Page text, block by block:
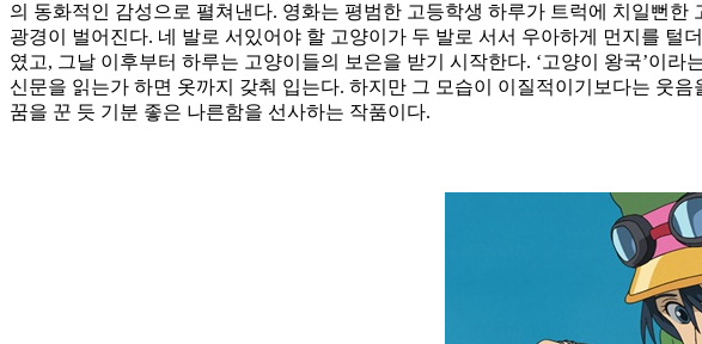
의 동화적인 감성으로 펼쳐낸다. 영화는 평범한 고등학생 하루가 트럭에 치일뻔
광경이 벌어진다. 네 발로 서있어야 할 고양이가 두 발로 서서 우아하게 먼지를
였고, 그날 이후부터 하루는 고양이들의 보은을 받기 시작한다. ‘고양이 왕국’이
신문을 읽는가 하면 옷까지 갖춰 입는다. 하지만 그 모습이 이질적이기보다는 웃
꿈을 꾼 듯 기분 좋은 나른함을 선사하는 작품이다.